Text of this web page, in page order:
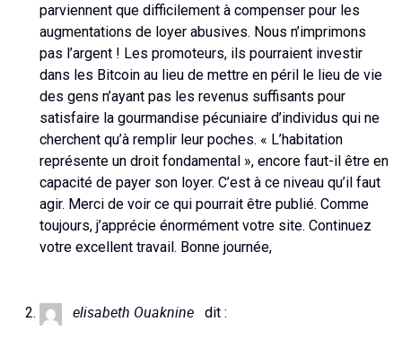
parviennent que difficilement à compenser pour les
augmentations de loyer abusives. Nous n’imprimons
pas l’argent ! Les promoteurs, ils pourraient investir
dans les Bitcoin au lieu de mettre en péril le lieu de vie
des gens n’ayant pas les revenus suffisants pour
satisfaire la gourmandise pécuniaire d’individus qui ne
cherchent qu’à remplir leur poches. « L’habitation
représente un droit fondamental », encore faut-il être en
capacité de payer son loyer. C’est à ce niveau qu’il faut
agir. Merci de voir ce qui pourrait être publié. Comme
toujours, j’apprécie énormément votre site. Continuez
votre excellent travail. Bonne journée,
elisabeth Ouaknine dit :